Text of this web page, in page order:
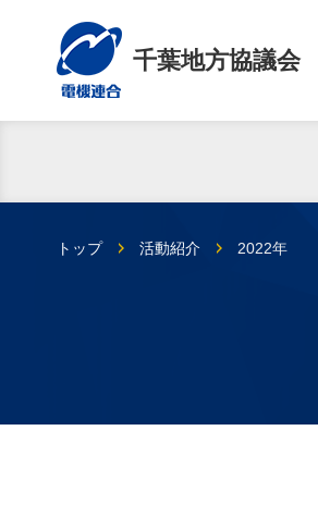
千葉地方協議会
トップ 活動紹介 2022年